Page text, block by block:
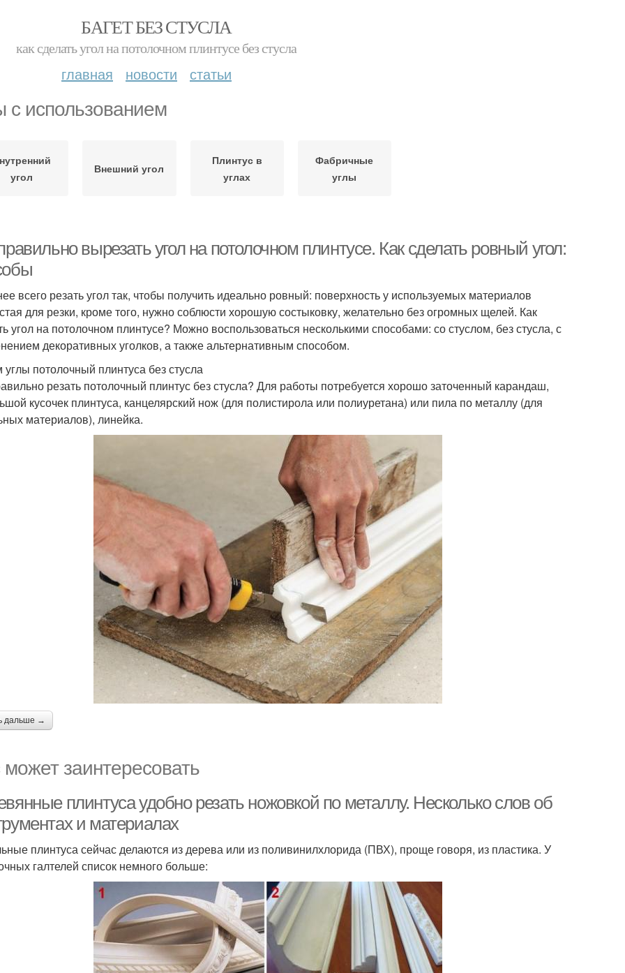
БАГЕТ БЕЗ СТУСЛА
как сделать угол на потолочном плинтусе без стусла
главная новости статьи
с использованием
угол
Внешний угол
Плинтус в
углах
Фабричные
углы
вырезать угол на потолочном плинтусе. Как сделать ровный угол:
всего резать угол так, чтобы получить идеально ровный: поверхность у используемых материалов
для резки, кроме того, нужно соблюсти хорошую состыковку, желательно без огромных щелей. Как
угол на потолочном плинтусе? Можно воспользоваться несколькими способами: со стуслом, без стусла, с
декоративных уголков, а также альтернативным способом.
потолочный плинтуса без стусла
резать потолочный плинтус без стусла? Для работы потребуется хорошо заточенный карандаш,
кусочек плинтуса, канцелярский нож (для полистирола или полиуретана) или пила по металлу (для
материалов), линейка.
дальше →
заинтересовать
плинтуса удобно резать ножовкой по металлу. Несколько слов об
и материалах
плинтуса сейчас делаются из дерева или из поливинилхлорида (ПВХ), проще говоря, из пластика. У
галтелей список немного больше: